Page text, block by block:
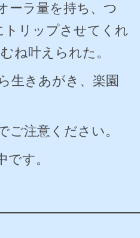
ーラ量を持ち、つ
トリップさせてくれ
ね叶えられた。
生きあがき、楽園
注意ください。
す。